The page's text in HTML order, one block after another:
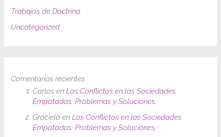
Trabajos de Doctrina
Uncategorized
Comentarios recientes
Carlos enLos Conflictos en las Sociedades
Empatadas: Problemas y Soluciones.
Graciela enLos Conflictos en las Sociedades
Empatadas: Problemas y Soluciones.